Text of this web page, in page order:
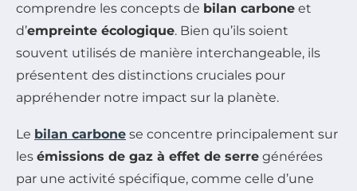
comprendre les concepts de bilan carbone et
d’empreinte écologique. Bien qu’ils soient
souvent utilisés de manière interchangeable, ils
présentent des distinctions cruciales pour
appréhender notre impact sur la planète.
Le bilan carbone se concentre principalement sur
les émissions de gaz à effet de serre générées
par une activité spécifique, comme celle d’une